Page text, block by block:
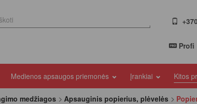
Profi
Medienos apsaugos priemonės Įrankiai Kitos
medžiagos Apsauginis popierius, plėvelės